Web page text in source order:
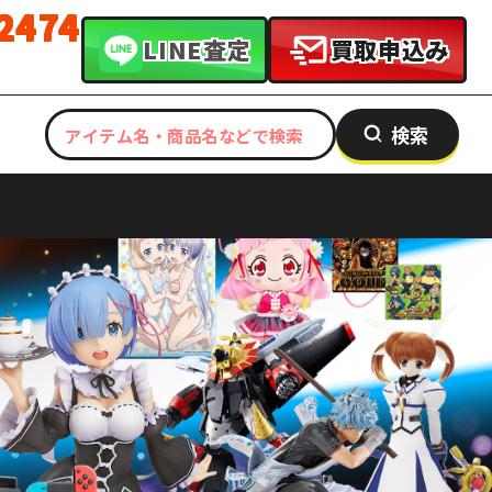
LINE査定 買取申込み